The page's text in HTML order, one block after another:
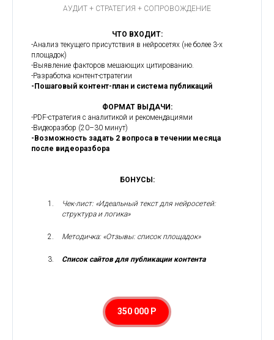
АУДИТ + СТРАТЕГИЯ + СОПРОВОЖДЕНИЕ
ЧТО ВХОДИТ:
-Анализ текущего присутствия в нейросетях (не более 3-х
площадок)
-Выявление факторов мешающих цитированию.
-Разработка контент-стратегии
-Пошаговый контент-план и система публикаций
ФОРМАТ ВЫДАЧИ:
-PDF-стратегия с аналитикой и рекомендациями
-Видеоразбор (20–30 минут)
-Возможность задать 2 вопроса в течении месяца
после видеоразбора
БОНУСЫ:
Чек-лист: «Идеальный текст для нейросетей:
структура и логика»
Методичка: «Отзывы: список площадок»
Список сайтов для публикации контента
350 000 Р